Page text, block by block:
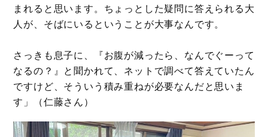
まれると思います。ちょっとした疑問に答えられる大
人が、そばにいるということが大事なんです。
さっきも息子に、『お腹が減ったら、なんでぐーって
なるの？』と聞かれて、ネットで調べて答えていたん
ですけど、そういう積み重ねが必要なんだと思いま
す」（仁藤さん）